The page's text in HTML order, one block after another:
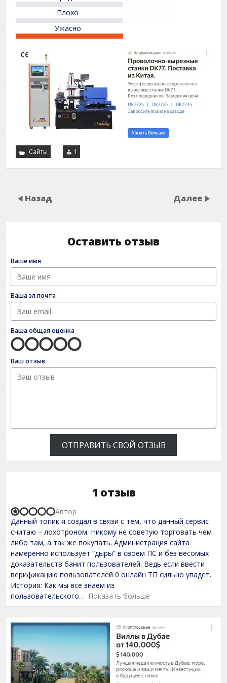
Плохо
Ужасно
Сайты 1
Назад Далее
Оставить отзыв
Ваше имя
Ваша эл.почта
Ваша общая оценка
Ваш отзыв
ОТПРАВИТЬ СВОЙ ОТЗЫВ
1 отзыв
R
a
t
e
d
1
,
0
o
u
t
o
5
Данный топик я создал в связи с тем, что данный сервис
считаю – лохотроном. Никому не советую торговать чем
либо там, а так же покупать. Администрация сайта
намеренно использует “дыры” в своем ПС и без весомых
доказательств банит пользователей. Ведь если ввести
верификацию пользователей 0 онлайн ТП сильно упадет.
История: Как мы все знаем из
пользовательского
Показать больше
Автор